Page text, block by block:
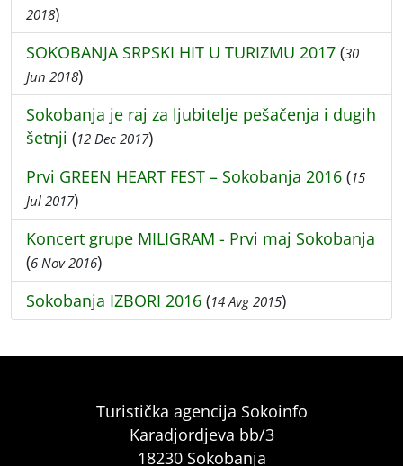
2018)
SOKOBANJA SRPSKI HIT U TURIZMU 2017 (30
Jun 2018)
Sokobanja je raj za ljubitelje pešačenja i dugih
šetnji (12 Dec 2017)
Prvi GREEN HEART FEST – Sokobanja 2016 (15
Jul 2017)
Koncert grupe MILIGRAM - Prvi maj Sokobanja
(6 Nov 2016)
Sokobanja IZBORI 2016 (14 Avg 2015)
Turistička agencija Sokoinfo
Karadjordjeva bb/3
18230 Sokobanja